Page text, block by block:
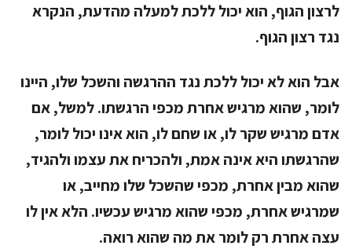
לרצון הגוף, הוא יכול ללכת למעלה מהדעת, הנקרא
נגד רצון הגוף.
אבל הוא לא יכול ללכת נגד ההרגשה והשכל שלו, היינו
לומר, שהוא מרגיש אחרת מכפי הרגשתו. למשל, אם
אדם מרגיש שקר לו, או שחם לו, הוא אינו יכול לומר,
שהרגשתו היא אינה אמת, ולהכריח את עצמו ולהגיד,
שהוא מבין אחרת, מכפי שהשכל שלו מחייב, או
שמרגיש אחרת, מכפי שהוא מרגיש עכשיו. הלא אין לו
עצה אחרת רק לומר את מה שהוא רואה.